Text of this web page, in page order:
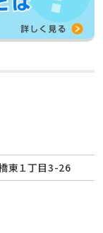
東１丁目3-26